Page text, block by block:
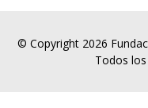
© Copyright 2026
Todos